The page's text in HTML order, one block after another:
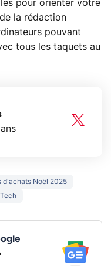
pour orienter votre
la rédaction
pouvant
tous les taquets au
d'achats Noël 2025